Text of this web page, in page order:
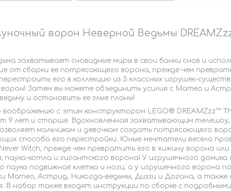
ворон Неверной Ведьмы
захватывает сновидные миры в свои банки снов и
от сборки ее потрясающего ворона, прежде чем
его в коллекцию из 3 классных игрушек-
ворон! Затем вы можете объединить усилия с Матео и
и остановить ее злые планы!
с этим конструктором LEGO® DREAMZzz™
9 лет и старше. Вдохновленная захватывающим
мальчикам и девочкам создать потрясающего
способа его перестройки. Юные мечтатели весело
Witch, прежде чем превратить его в хижину ворона
паука-котла и гигантского ворона! У игрушечного
паука подвижная клетка и ноги, а у игрушечного ворона
Матео, Астрид, Никогда-ведьмы, Диззи и Догана, а также
В набор также входят инструкции по сборке с